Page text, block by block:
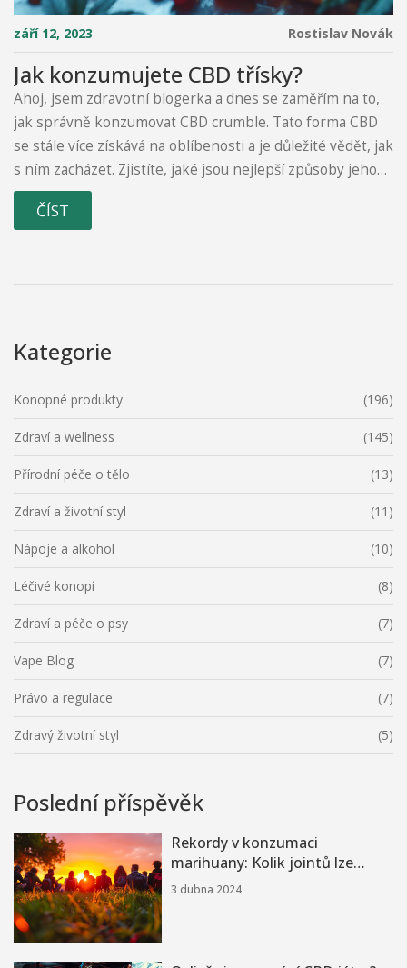
září 12, 2023 Rostislav Novák
Jak konzumujete CBD třísky?
Ahoj, jsem zdravotní blogerka a dnes se zaměřím na to,
jak správně konzumovat CBD crumble. Tato forma CBD
se stále více získává na oblíbenosti a je důležité vědět, jak
s ním zacházet. Zjistíte, jaké jsou nejlepší způsoby jeho
konzumace, jaké přínosy může mít pro vaše zdraví a jaké
můžete mít očekávání od jeho užívání. Připojte se ke mě a
ČÍST
Kategorie
Konopné produkty (196)
Zdraví a wellness (145)
Přírodní péče o tělo (13)
Zdraví a životní styl (11)
Nápoje a alkohol (10)
Léčivé konopí (8)
Zdraví a péče o psy (7)
Vape Blog (7)
Právo a regulace (7)
Zdravý životní styl (5)
Poslední příspěvěk
Rekordy v konzumaci
marihuany: Kolik jointů lze
vykouřit?
3 dubna 2024